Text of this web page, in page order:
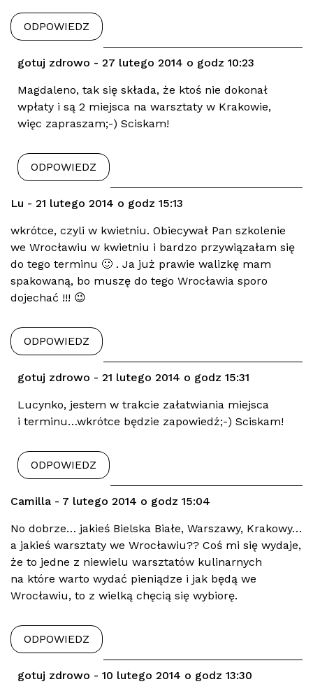
ODPOWIEDZ
gotuj zdrowo - 27 lutego 2014 o godz 10:23
Magdaleno, tak się składa, że ktoś nie dokonał
wpłaty i są 2 miejsca na warsztaty w Krakowie,
więc zapraszam;-) Sciskam!
ODPOWIEDZ
Lu - 21 lutego 2014 o godz 15:13
wkrótce, czyli w kwietniu. Obiecywał Pan szkolenie
we Wrocławiu w kwietniu i bardzo przywiązałam się
do tego terminu 🙂 . Ja już prawie walizkę mam
spakowaną, bo muszę do tego Wrocławia sporo
dojechać !!! 😉
ODPOWIEDZ
gotuj zdrowo - 21 lutego 2014 o godz 15:31
Lucynko, jestem w trakcie załatwiania miejsca
i terminu…wkrótce będzie zapowiedź;-) Sciskam!
ODPOWIEDZ
Camilla - 7 lutego 2014 o godz 15:04
No dobrze… jakieś Bielska Białe, Warszawy, Krakowy…
a jakieś warsztaty we Wrocławiu?? Coś mi się wydaje,
że to jedne z niewielu warsztatów kulinarnych
na które warto wydać pieniądze i jak będą we
Wrocławiu, to z wielką chęcią się wybiorę.
ODPOWIEDZ
gotuj zdrowo - 10 lutego 2014 o godz 13:30